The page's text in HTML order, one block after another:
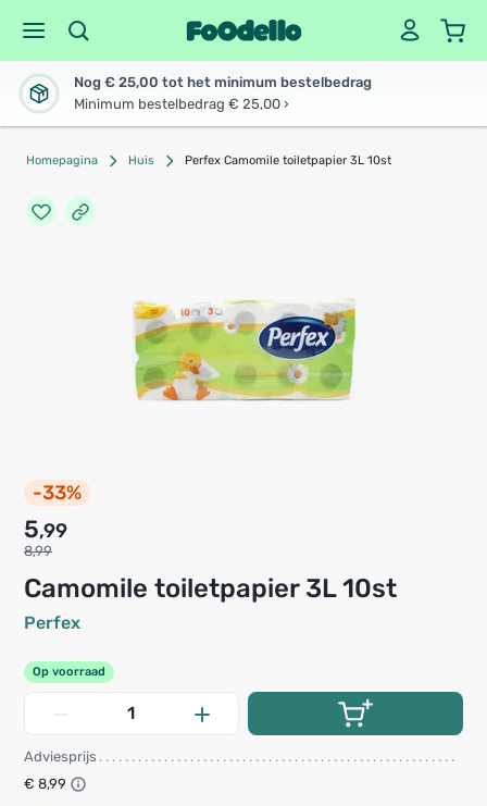
Nog € 25,00 tot het minimum bestelbedrag
Minimum bestelbedrag € 25,00 ›
Homepagina Huis Perfex Camomile toiletpapier 3L 10st
-33%
Camomile toiletpapier 3L 10st
Perfex
5,99
8,99
Op voorraad
Adviesprijs
€ 8,99